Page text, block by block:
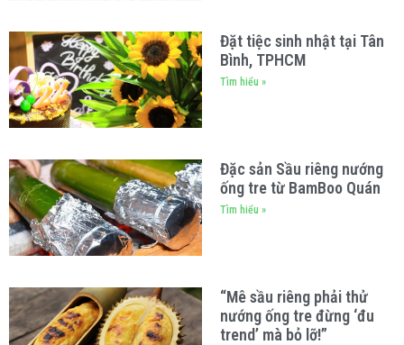
Đặt tiệc sinh nhật tại Tân
Bình, TPHCM
Tìm hiểu »
Đặc sản Sầu riêng nướng
ống tre từ BamBoo Quán
Tìm hiểu »
“Mê sầu riêng phải thử
nướng ống tre đừng ‘đu
trend’ mà bỏ lỡ!”